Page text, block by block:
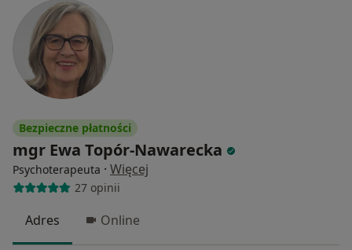
Bezpieczne płatności
mgr Ewa Topór-Nawarecka
Psychoterapeuta · Więcej
27 opinii
Adres Online